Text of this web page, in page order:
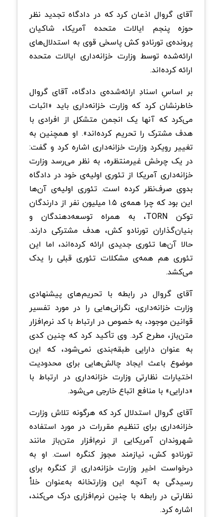
آقای گروال اذعان کرد که در دادگاه تجدید نظر
حوزه پنجم ایالات متحده آمریکا، شاکیان
پرونده‌ی تورنادو کش پاسخی قوی به استدلال‌های
ارائه‌شده توسط وزارت خزانه‌داری ایالات متحده
ارائه کرده‌اند.
بر اساسِ اسنادِ ارائه‌شده‌ی دادگاه، آقای گروال
خاطرنشان کرد که وزارت خزانه‌داری باید «اثبات
می‌کرد که آنها یک انجمن متشکل از افرادی با
هدف مشترک را تحریم کرده‌اند». او همچنین به
تغییر رویکرد وزارت خزانه‌داری اشاره کرد و گفت:
در یک چرخش غیرمنتظره، به نظر می‌رسد وزارت
خزانه‌داری آمریکا از تئوری اولیه‌ی خود در دادگاه
بدوی صرف‌نظر کرده است. تئوری اولیه‌ی آن‌ها
این بود که چرا همه‌ی ۱.۵ میلیون نفر از دارندگان
توکن TORN، به همراه توسعه‌دهندگان و
بنیان‌گذاران تورنادو کش، هدف مشترکی دارند.
حالا آن‌ها تئوری جدیدی ارائه کرده‌اند، اما این
تئوری هم همه‌ی مشکلات تئوری قبلی را یدک
می‌کشد.
آقای گروال در رابطه با تحریم‌های پیشنهادی
وزارت خزانه‌داری، نگرانی‌هایی را در مورد تفسیر
قوانین موجود، به خصوص در ارتباط با کد نرم‌افزار
متن‌باز، مطرح کرد. وی تأکید کرد که چنین کدی
به عنوان دارایی طبقه‌بندی نمی‌شود، که این
موضوع باعث ایجاد چالش‌هایی برای محدودیت
اختیارات نظارتی وزارت خزانه‌داری در ارتباط با
«دارایی» با منافع اتباع خارجی می‌شود.
آقای گروال استدلال کرد که هرگونه تلاش وزارت
خزانه‌داری برای تنظیم مقررات در مورد استفاده
شهروندان آمریکایی از نرم‌افزار متن‌باز مانند
تورنادو کش، نیازمند مجوز کنگره است. او به
درخواست اخیر وزارت خزانه‌داری از کنگره برای
رسیدگی به آنچه این وزارتخانه به‌عنوان خلأ
نظارتی در رابطه با چنین نرم‌افزاری درک می‌کند،
اشاره کرد.